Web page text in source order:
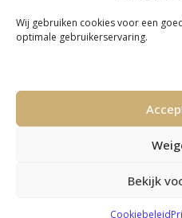
Wij gebruiken cookies voor een
optimale gebruikerservaring.
Bekijk
Cookiebeleid
Voor uitvaartbegeleiders
Voor families
Contact
Je hoeft niet los te laten om